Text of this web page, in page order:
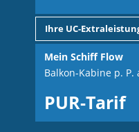
Ihre UC-
Mein Schiff Flow
Balkon-Kabine p. P.
PUR-Tarif